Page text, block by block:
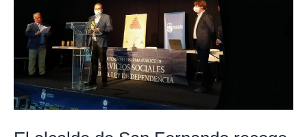
San
Fernando
recoge
premio
otorgado